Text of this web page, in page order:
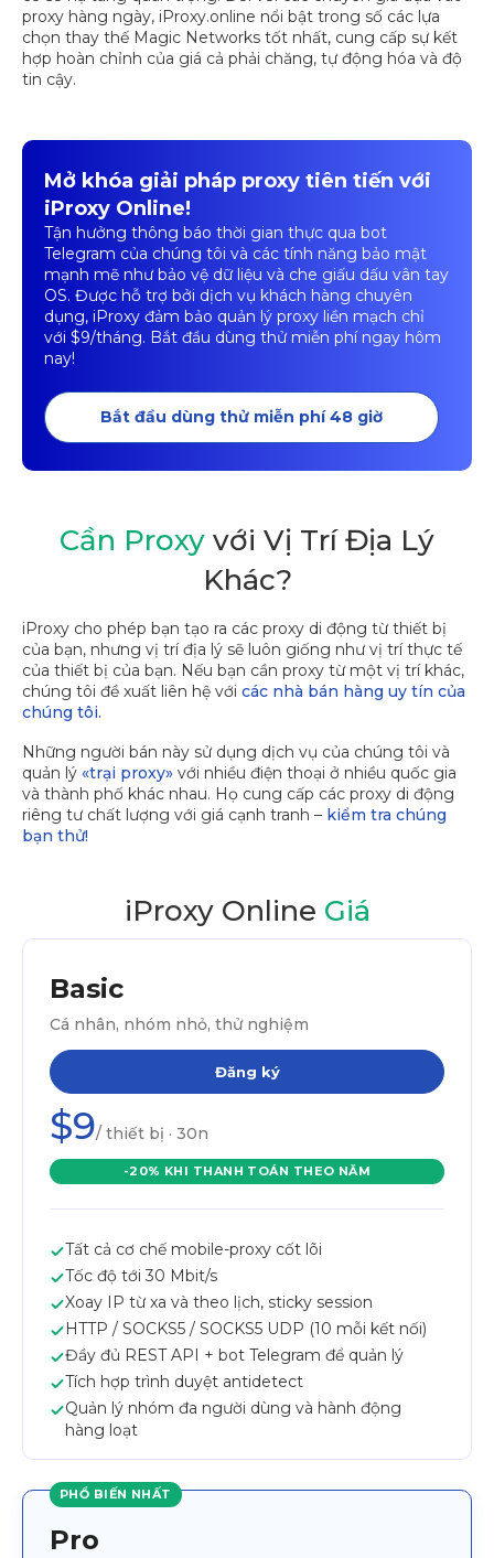
proxy hàng ngày, iProxy.online nổi bật trong số các lựa
chọn thay thế Magic Networks tốt nhất, cung cấp sự kết
hợp hoàn chỉnh của giá cả phải chăng, tự động hóa và độ
tin cậy.
Mở khóa giải pháp proxy tiên tiến với
iProxy Online!
Tận hưởng thông báo thời gian thực qua bot
Telegram của chúng tôi và các tính năng bảo mật
mạnh mẽ như bảo vệ dữ liệu và che giấu dấu vân tay
OS. Được hỗ trợ bởi dịch vụ khách hàng chuyên
dụng, iProxy đảm bảo quản lý proxy liền mạch chỉ
với $9/tháng. Bắt đầu dùng thử miễn phí ngay hôm
nay!
Bắt đầu dùng thử miễn phí 48 giờ
Cần Proxy với Vị Trí Địa Lý
Khác?
iProxy cho phép bạn tạo ra các proxy di động từ thiết bị
của bạn, nhưng vị trí địa lý sẽ luôn giống như vị trí thực tế
của thiết bị của bạn. Nếu bạn cần proxy từ một vị trí khác,
chúng tôi đề xuất liên hệ với các nhà bán hàng uy tín của
chúng tôi.
Những người bán này sử dụng dịch vụ của chúng tôi và
quản lý «trại proxy» với nhiều điện thoại ở nhiều quốc gia
và thành phố khác nhau. Họ cung cấp các proxy di động
riêng tư chất lượng với giá cạnh tranh – kiểm tra chúng
bạn thử!
iProxy Online Giá
Basic
Cá nhân, nhóm nhỏ, thử nghiệm
Đăng ký
$9/ thiết bị · 30n
-20% KHI THANH TOÁN THEO NĂM
Tất cả cơ chế mobile-proxy cốt lõi
Tốc độ tới 30 Mbit/s
Xoay IP từ xa và theo lịch, sticky session
HTTP / SOCKS5 / SOCKS5 UDP (10 mỗi kết nối)
Đầy đủ REST API + bot Telegram để quản lý
Tích hợp trình duyệt antidetect
Quản lý nhóm đa người dùng và hành động
hàng loạt
PHỔ BIẾN NHẤT
Pro